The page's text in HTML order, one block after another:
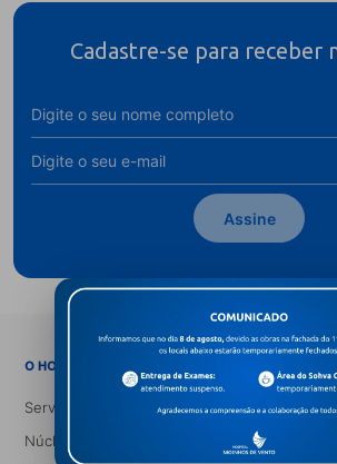
Cadastre-se para receber
Assine
O HOSPITAL →
Serviços Médicos
Núcleos e Especialidades